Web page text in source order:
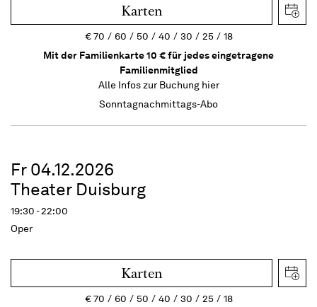
Karten
€70 60 50 40 30 25
18
Mit der Familienkarte 10 € für jedes eingetragene
Familienmitglied
Alle Infos zur Buchung hier
Sonntagnachmittags-Abo
Fr 04.12.2026
Theater Duisburg
19:30 - 22:00
Oper
Karten
€70 60 50 40 30 25
18